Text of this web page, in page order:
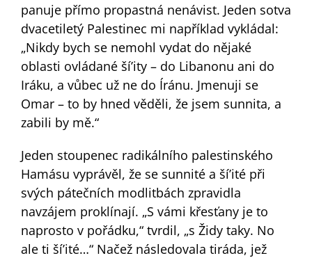
panuje přímo propastná nenávist. Jeden sotva
dvacetiletý Palestinec mi například vykládal:
„Nikdy bych se nemohl vydat do nějaké
oblasti ovládané ší’ity – do Libanonu ani do
Iráku, a vůbec už ne do Íránu. Jmenuji se
Omar – to by hned věděli, že jsem sunnita, a
zabili by mě.“
Jeden stoupenec radikálního palestinského
Hamásu vyprávěl, že se sunnité a ší’ité při
svých pátečních modlitbách zpravidla
navzájem proklínají. „S vámi křesťany je to
naprosto v pořádku,“ tvrdil, „s Židy taky. No
ale ti ší’ité…“ Načež následovala tiráda, jež